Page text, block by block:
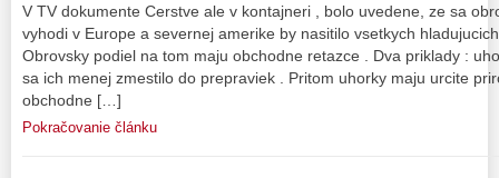
V TV dokumente Cerstve ale v kontajneri , bolo uvedene, ze sa
vyhodi v Europe a severnej amerike by nasitilo vsetkych
Obrovsky podiel na tom maju obchodne retazce . Dva priklady :
sa ich menej zmestilo do prepraviek . Pritom uhorky maju urcite
obchodne […]
Pokračovanie článku